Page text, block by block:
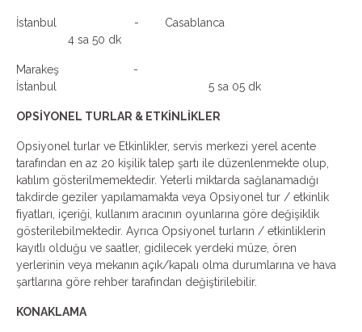
İstanbul - Casablanca
4 sa 50 dk
Marakeş -
İstanbul 5 sa 05 dk
OPSİYONEL TURLAR & ETKİNLİKLER
Opsiyonel turlar ve Etkinlikler, servis merkezi yerel acente
tarafından en az 20 kişilik talep şartı ile düzenlenmekte olup,
katılım gösterilmemektedir. Yeterli miktarda sağlanamadığı
takdirde geziler yapılamamakta veya Opsiyonel tur / etkinlik
fiyatları, içeriği, kullanım aracının oyunlarına göre değişiklik
gösterilebilmektedir. Ayrıca Opsiyonel turların / etkinliklerin
kayıtlı olduğu ve saatler, gidilecek yerdeki müze, ören
yerlerinin veya mekanın açık/kapalı olma durumlarına ve hava
şartlarına göre rehber tarafından değiştirilebilir.
KONAKLAMA